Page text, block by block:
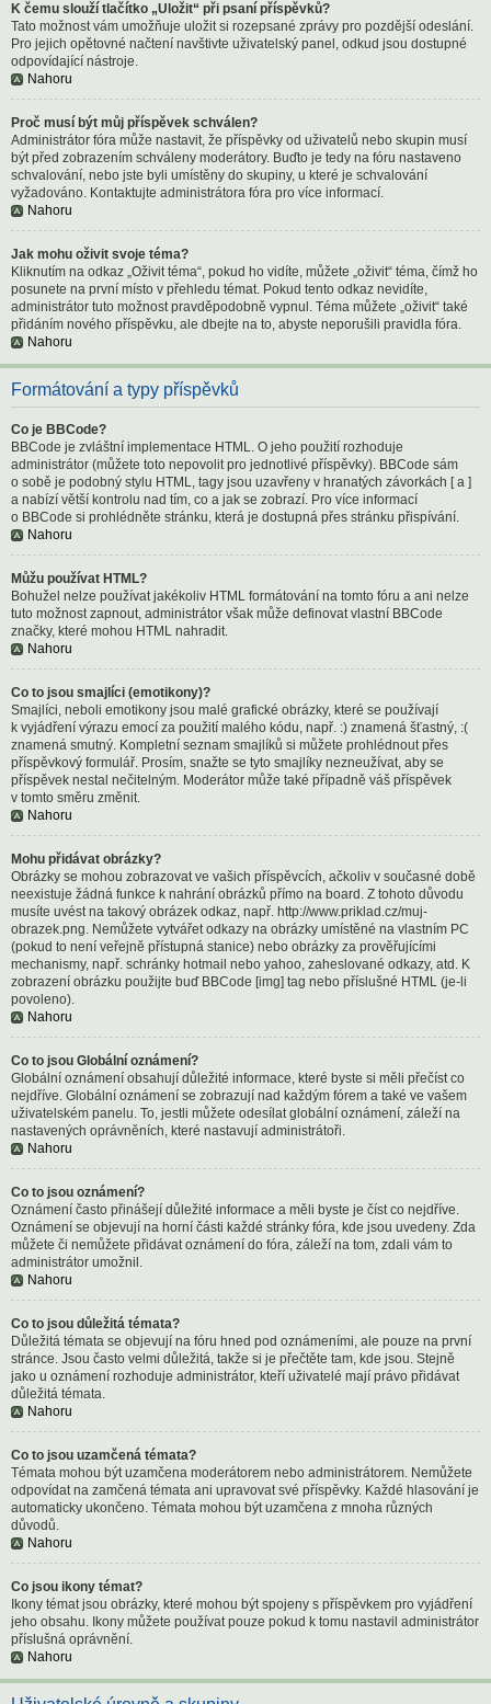
K čemu slouží tlačítko „Uložit“ při psaní příspěvků?
Tato možnost vám umožňuje uložit si rozepsané zprávy pro pozdější odeslání.
Pro jejich opětovné načtení navštivte uživatelský panel, odkud jsou dostupné
odpovídající nástroje.
Nahoru
Proč musí být můj příspěvek schválen?
Administrátor fóra může nastavit, že příspěvky od uživatelů nebo skupin musí
být před zobrazením schváleny moderátory. Buďto je tedy na fóru nastaveno
schvalování, nebo jste byli umístěny do skupiny, u které je schvalování
vyžadováno. Kontaktujte administrátora fóra pro více informací.
Nahoru
Jak mohu oživit svoje téma?
Kliknutím na odkaz „Oživit téma“, pokud ho vidíte, můžete „oživit“ téma, čímž ho
posunete na první místo v přehledu témat. Pokud tento odkaz nevidíte,
administrátor tuto možnost pravděpodobně vypnul. Téma můžete „oživit“ také
přidáním nového příspěvku, ale dbejte na to, abyste neporušili pravidla fóra.
Nahoru
Formátování a typy příspěvků
Co je BBCode?
BBCode je zvláštní implementace HTML. O jeho použití rozhoduje
administrátor (můžete toto nepovolit pro jednotlivé příspěvky). BBCode sám
o sobě je podobný stylu HTML, tagy jsou uzavřeny v hranatých závorkách [ a ]
a nabízí větší kontrolu nad tím, co a jak se zobrazí. Pro více informací
o BBCode si prohlédněte stránku, která je dostupná přes stránku přispívání.
Nahoru
Můžu používat HTML?
Bohužel nelze používat jakékoliv HTML formátování na tomto fóru a ani nelze
tuto možnost zapnout, administrátor však může definovat vlastní BBCode
značky, které mohou HTML nahradit.
Nahoru
Co to jsou smajlíci (emotikony)?
Smajlíci, neboli emotikony jsou malé grafické obrázky, které se používají
k vyjádření výrazu emocí za použití malého kódu, např. :) znamená šťastný, :(
znamená smutný. Kompletní seznam smajlíků si můžete prohlédnout přes
příspěvkový formulář. Prosím, snažte se tyto smajlíky nezneužívat, aby se
příspěvek nestal nečitelným. Moderátor může také případně váš příspěvek
v tomto směru změnit.
Nahoru
Mohu přidávat obrázky?
Obrázky se mohou zobrazovat ve vašich příspěvcích, ačkoliv v současné době
neexistuje žádná funkce k nahrání obrázků přímo na board. Z tohoto důvodu
musíte uvést na takový obrázek odkaz, např. http://www.priklad.cz/muj-
obrazek.png. Nemůžete vytvářet odkazy na obrázky umístěné na vlastním PC
(pokud to není veřejně přístupná stanice) nebo obrázky za prověřujícími
mechanismy, např. schránky hotmail nebo yahoo, zaheslované odkazy, atd. K
zobrazení obrázku použijte buď BBCode [img] tag nebo příslušné HTML (je-li
povoleno).
Nahoru
Co to jsou Globální oznámení?
Globální oznámení obsahují důležité informace, které byste si měli přečíst co
nejdříve. Globální oznámení se zobrazují nad každým fórem a také ve vašem
uživatelském panelu. To, jestli můžete odesílat globální oznámení, záleží na
nastavených oprávněních, které nastavují administrátoři.
Nahoru
Co to jsou oznámení?
Oznámení často přinášejí důležité informace a měli byste je číst co nejdříve.
Oznámení se objevují na horní části každé stránky fóra, kde jsou uvedeny. Zda
můžete či nemůžete přidávat oznámení do fóra, záleží na tom, zdali vám to
administrátor umožnil.
Nahoru
Co to jsou důležitá témata?
Důležitá témata se objevují na fóru hned pod oznámeními, ale pouze na první
stránce. Jsou často velmi důležitá, takže si je přečtěte tam, kde jsou. Stejně
jako u oznámení rozhoduje administrátor, kteří uživatelé mají právo přidávat
důležitá témata.
Nahoru
Co to jsou uzamčená témata?
Témata mohou být uzamčena moderátorem nebo administrátorem. Nemůžete
odpovídat na zamčená témata ani upravovat své příspěvky. Každé hlasování je
automaticky ukončeno. Témata mohou být uzamčena z mnoha různých
důvodů.
Nahoru
Co jsou ikony témat?
Ikony témat jsou obrázky, které mohou být spojeny s příspěvkem pro vyjádření
jeho obsahu. Ikony můžete používat pouze pokud k tomu nastavil administrátor
příslušná oprávnění.
Nahoru